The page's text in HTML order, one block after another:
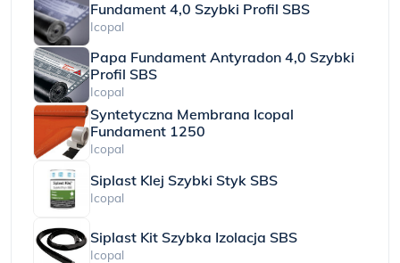
Fundament 4,0 Szybki Profil SBS
Icopal
Papa Fundament Antyradon 4,0 Szybki
Profil SBS
Icopal
Syntetyczna Membrana Icopal
Fundament 1250
Icopal
Siplast Klej Szybki Styk SBS
Icopal
Siplast Kit Szybka Izolacja SBS
Icopal